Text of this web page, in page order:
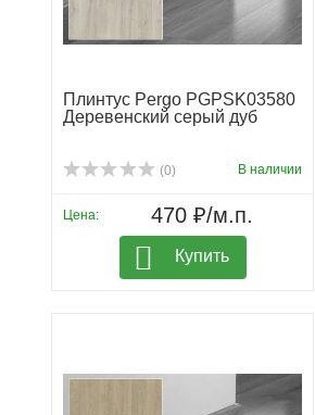
Плинтус Pergo PGPSK03580
Деревенский серый дуб
(0) В наличии
Цена: 470 ₽/м.п.
Купить